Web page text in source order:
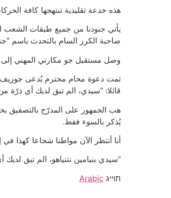
هذه خدعة تقليدية تنتهجها كافة
يأتي جنودنا من جميع طبقات الشعب
صاحبة الكرز السام بالتحدث باسم
وصل مستقبل جو مكارتي المهني إلى
تمت دعوة محام محترم يُدعى جوزيف
قائلا: "سيدي، الم تبق لديك أي ذرّة
هب الجمهور على المدرّج بالتصفيق
يُذكر بالسوء فقط.
أنا أنتظر الآن مواطنا شجاعا كهذا
"سيدي بنيامين نتنياهو، الم تبق
תוייג Arabic